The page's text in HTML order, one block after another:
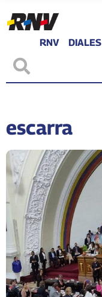
RNV DIALES
escarra